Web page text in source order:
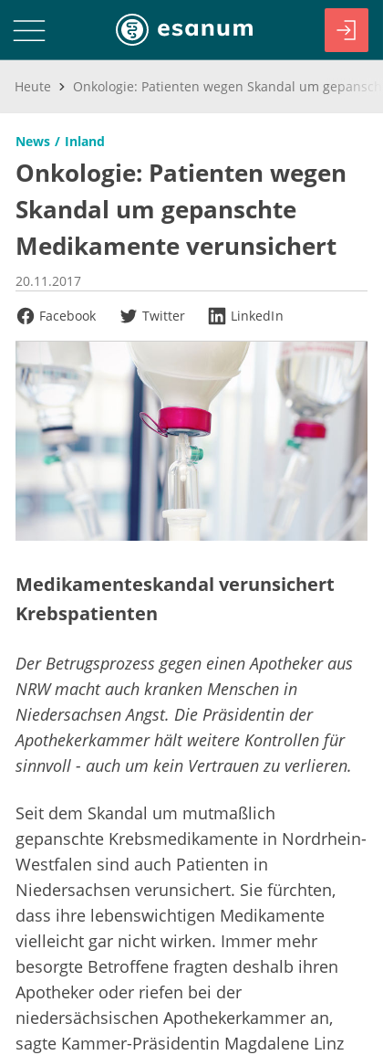
Heute
News Inland
Onkologie: Patienten wegen
Skandal um gepanschte
Medikamente verunsichert
20.11.2017
Facebook
Twitter LinkedIn
Medikamenteskandal verunsichert
Krebspatienten
Der Betrugsprozess gegen einen Apotheker aus
NRW macht auch kranken Menschen in
Niedersachsen Angst. Die Präsidentin der
Apothekerkammer hält weitere Kontrollen für
sinnvoll - auch um kein Vertrauen zu verlieren.
Seit dem Skandal um mutmaßlich
gepanschte Krebsmedikamente in Nordrhein-
Westfalen sind auch Patienten in
Niedersachsen verunsichert. Sie fürchten,
dass ihre lebenswichtigen Medikamente
vielleicht gar nicht wirken. Immer mehr
besorgte Betroffene fragten deshalb ihren
Apotheker oder riefen bei der
niedersächsischen Apothekerkammer an,
sagte Kammer-Präsidentin Magdalene Linz